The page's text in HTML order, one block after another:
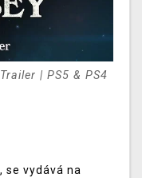
| PS5 & PS4
se vydává na